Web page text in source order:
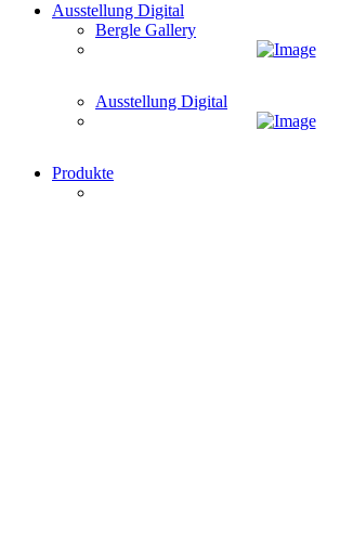
Ausstellung Digital
Bergle Gallery
Ausstellung Digital
Produkte